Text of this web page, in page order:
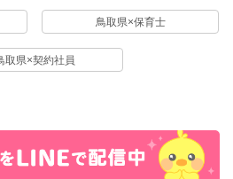
鳥取県×保育士
取県×契約社員